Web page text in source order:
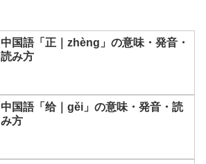
中国語「正｜zhèng」の意味・発音・
読み方
中国語「给｜gěi」の意味・発音・読
み方